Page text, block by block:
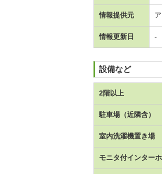
情報提供元
情報更新日 -
設備など
2階以上
駐車場（近隣含）
室内洗濯機置き場
モニタ付インター